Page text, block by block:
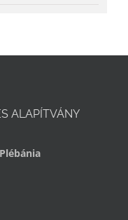
ALAPÍTVÁNY